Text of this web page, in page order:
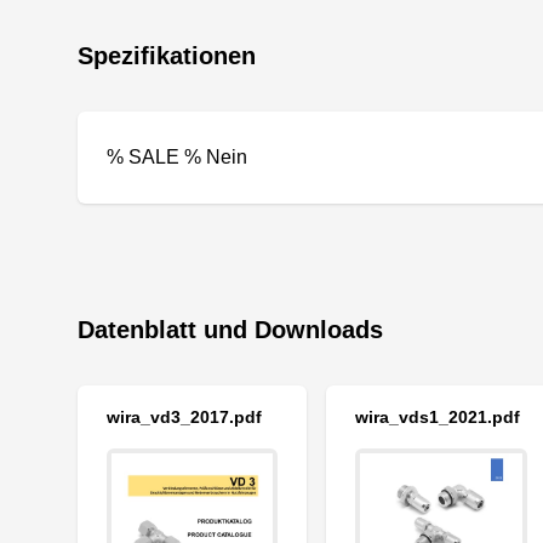
Spezifikationen
% SALE % Nein
Datenblatt und Downloads
wira_vd3_2017.pdf wira_vds1_2021.pdf